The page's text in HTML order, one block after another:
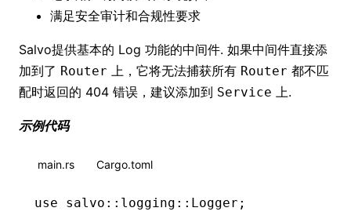
满足安全审计和合规性要求
Salvo提供基本的 Log 功能的中间件. 如果中间件直接添
加到了 Router 上，它将无法捕获所有 Router 都不匹
配时返回的 404 错误，建议添加到 Service 上.
示例代码
main.rs Cargo.toml
use salvo :: logging :: Logger ;